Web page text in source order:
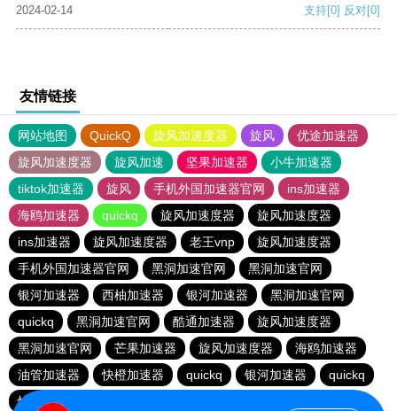
2024-02-14 支持[0] 反对[0]
友情链接
网站地图 QuickQ 旋风加速度器 旋风
优途加速器
旋风加速度器
旋风加速 坚果加速器
小牛加速器
tiktok加速器
旋风 手机外国加速器官网
ins加速器
海鸥加速器
quickq 旋风加速度器
旋风加速度器
ins加速器
旋风加速度器 老王vnp
旋风加速度器
手机外国加速器官网
黑洞加速官网
黑洞加速官网
银河加速器
西柚加速器 银河加速器
黑洞加速官网
quickq
黑洞加速官网 酷通加速器
旋风加速度器
黑洞加速官网
芒果加速器 旋风加速度器
海鸥加速器
油管加速器
快橙加速器 quickq 银河加速器
quickq
快鸭加速器